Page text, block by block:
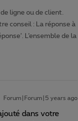
ligne ou de client.
conseil : La réponse à
L’ensemble de la
Forum|Forum|5 years ago
dans votre